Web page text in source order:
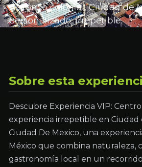
Histórico colonial, Ciudad de
personalizado, irrepetible.
Sobre esta
Descubre Experiencia VIP:
experiencia irrepetible en Ciudad
Ciudad De Mexico, una
México que combina naturaleza,
gastronomía local en un